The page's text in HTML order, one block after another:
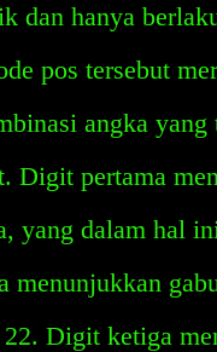
dan hanya
pos tersebut
angka
Digit pertama
yang dalam hal
menunjukkan
Digit ketiga